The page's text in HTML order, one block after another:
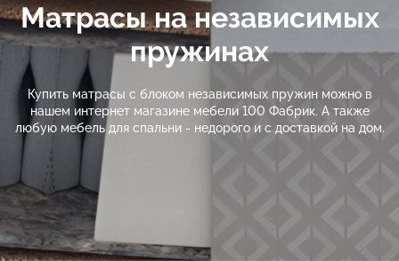
Матрасы на независимых
пружинах
Купить матрасы с блоком независимых пружин можно в
нашем интернет магазине мебели 100 Фабрик. А также
любую мебель для спальни - недорого и с доставкой на дом.